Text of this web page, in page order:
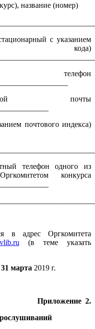
название (номер)
с указанием
кода)
почты
почтового индекса)
телефон одного из
конкурса
в адрес Оргкомитета
(в теме указать
31 марта 2019 г.
Приложение 2.